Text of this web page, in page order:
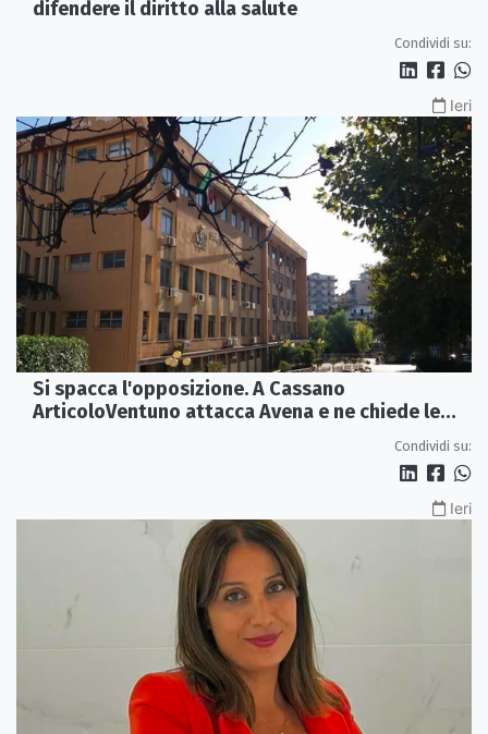
difendere il diritto alla salute
Condividi su:
Ieri
Si spacca l'opposizione. A Cassano
ArticoloVentuno attacca Avena e ne chiede le
Condividi su:
Ieri